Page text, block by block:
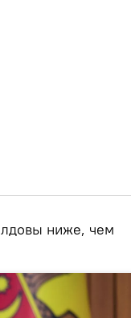
ниже, чем